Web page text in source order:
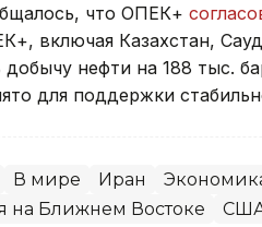
что ОПЕК+
включая Казахстан,
добычу нефти на 188 тыс.
для поддержки
В мире Иран
на Ближнем Востоке